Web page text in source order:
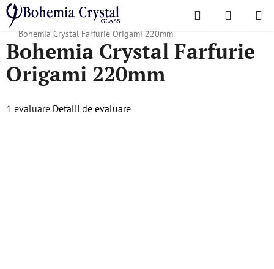
Treci
conținut
Căutare
DE
Acasă
/ Colecții populare / Cadouri de Crăciun Produse de Crăciun
/
Bohemia Crystal Farfurie Origami 220mm
Bohemia Crystal Farfurie
Origami 220mm
Evaluarea
1 evaluare Detalii de evaluare